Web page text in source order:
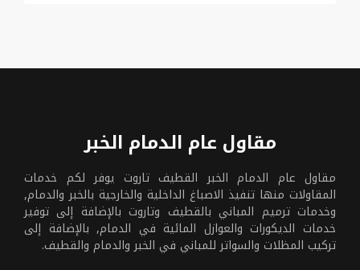
مقاول عام الدمام الخبر
مقاول عام الدمام الخبر القطيف تاروت يوفر لكم خدمات
المقاولات منها تنفيذ الاصباغ الداخلية والخارجية بالخبر والدمام,
وخدمات ترميم المباني بالقطيف وتاروت بالإضافة إلى توفير
خدمات الديكورات والعوازل المائية في الدمام, بالإضافة إلى
تركيب المظلات والسواتر للمباني في الخبر والدمام والقطيف.